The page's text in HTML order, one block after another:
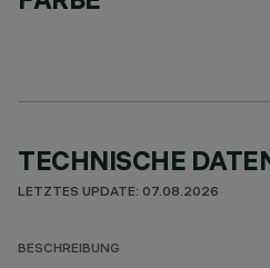
TECHNISCHE
LETZTES UPDATE: 07.08.2026
BESCHREIBUNG